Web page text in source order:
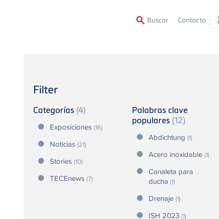
Buscar Contacto
Filter
Categorías (4)
Exposiciones (16)
Noticias (21)
Stories (10)
TECEnews (7)
Palabras clave
populares (12)
Abdichtung (1)
Acero inoxidable (1)
Canaleta para
ducha (1)
Drenaje (1)
ISH 2023 (1)